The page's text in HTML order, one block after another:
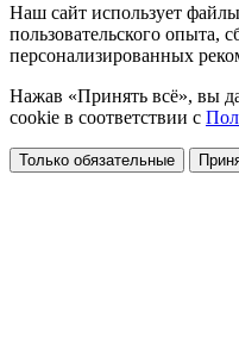
Наш сайт использует
пользовательского опыта,
персонализированных
Нажав «Принять всё», вы
cookie в соответствии с
Только обязательные